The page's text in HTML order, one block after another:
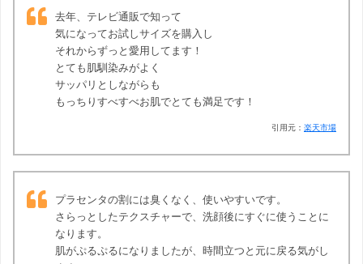
去年、テレビ通販で知って
気になってお試しサイズを購入し
それからずっと愛用してます！
とても肌馴染みがよく
サッパリとしながらも
もっちりすべすべお肌でとても満足です！
引用元： 楽天市場
プラセンタの割には臭くなく、使いやすいです。
さらっとしたテクスチャーで、洗顔後にすぐに使うことに
なります。
肌がぷるぷるになりましたが、時間立つと元に戻る気がし